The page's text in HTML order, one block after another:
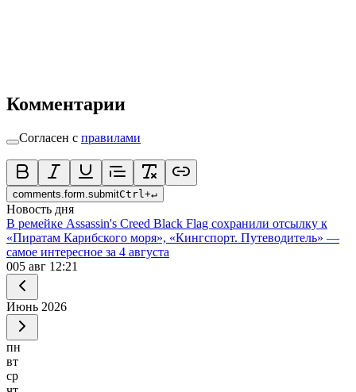
Комментарии
Согласен с правилами
comments.form.submitCtrl+↵
Новость дня
В ремейке Assassin's Creed Black Flag сохранили отсылку к
«Пиратам Карибского моря», «Кингспорт. Путеводитель» —
самое интересное за 4 августа
005 авг 12:21
Июнь 2026
пн
вт
ср